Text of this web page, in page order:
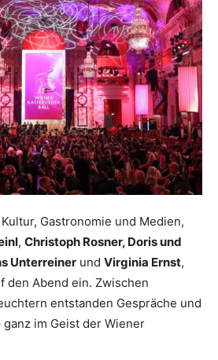
Gastronomie und Medien,
, Christoph Rosner, Doris und
Unterreiner und Virginia Ernst,
den Abend ein. Zwischen
entstanden Gespräche und
im Geist der Wiener